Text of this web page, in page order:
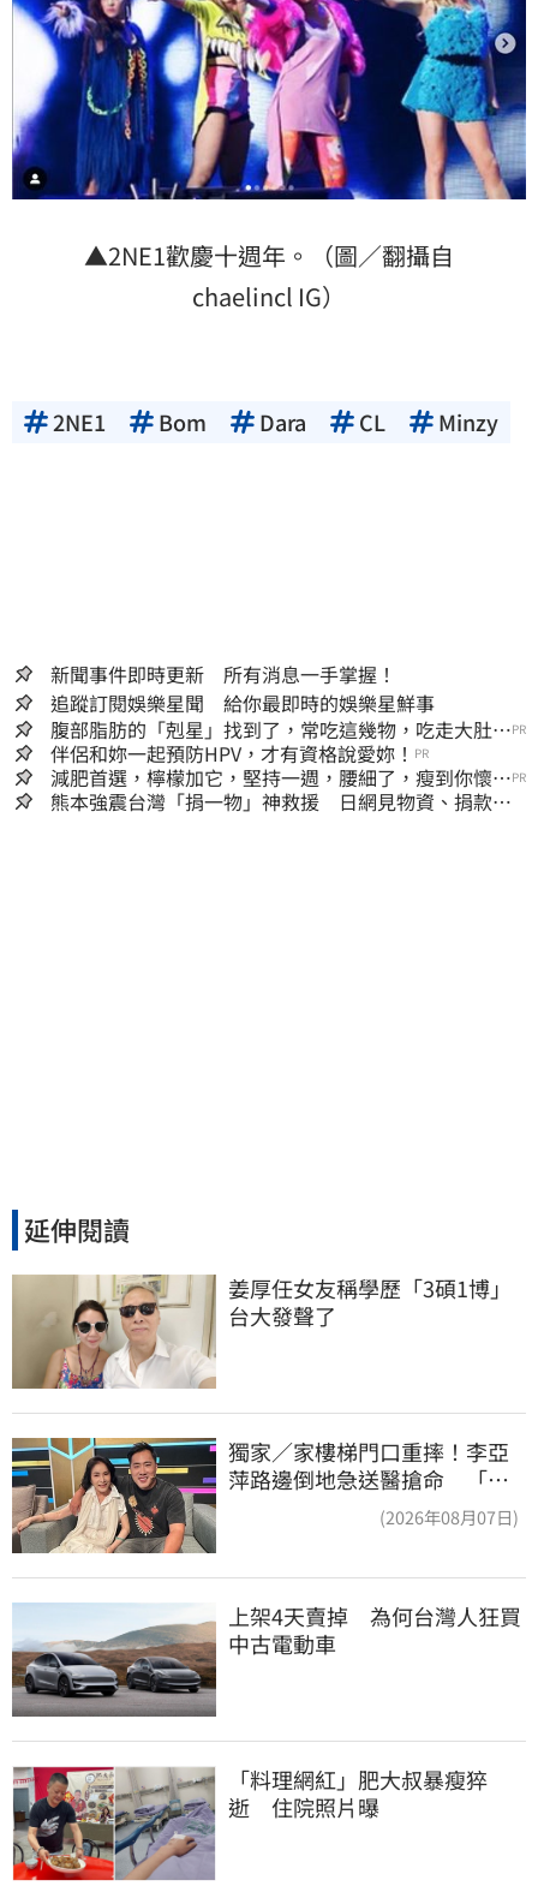
▲2NE1歡慶十週年。（圖／翻攝自
chaelincl IG）
2NE1 Bom Dara CL Minzy
新聞事件即時更新 所有消息一手掌握！
追蹤訂閱娛樂星聞 給你最即時的娛樂星鮮事
腹部脂肪的「剋星」找到了，常吃這幾物，吃走大肚
囊，瘦出小蠻腰
PR
伴侶和妳一起預防HPV，才有資格說愛妳！ PR
減肥首選，檸檬加它，堅持一週，腰細了，瘦到你懷疑
人生
PR
熊本強震台灣「捐一物」神救援 日網見物資、捐款
延伸閱讀
姜厚任女友稱學歷「3碩1博」
台大發聲了
獨家／家樓梯門口重摔！李亞
萍路邊倒地急送醫搶命 「最
(2026年08月07日)
上架4天賣掉　為何台灣人狂買
中古電動車
「料理網紅」肥大叔暴瘦猝
逝　住院照片曝